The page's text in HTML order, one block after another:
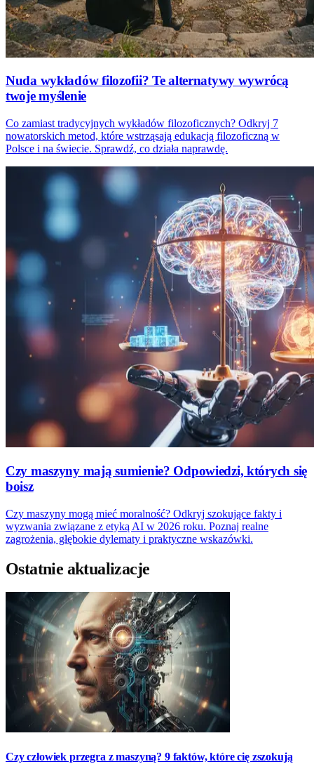
Nuda wykładów filozofii? Te alternatywy wywrócą
twoje myślenie
Co zamiast tradycyjnych wykładów filozoficznych? Odkryj 7
nowatorskich metod, które wstrząsają edukacją filozoficzną w
Polsce i na świecie. Sprawdź, co działa naprawdę.
Czy maszyny mają sumienie? Odpowiedzi, których się
boisz
Czy maszyny mogą mieć moralność? Odkryj szokujące fakty i
wyzwania związane z etyką AI w 2026 roku. Poznaj realne
zagrożenia, głębokie dylematy i praktyczne wskazówki.
Ostatnie aktualizacje
Czy człowiek przegra z maszyną? 9 faktów, które cię zszokują